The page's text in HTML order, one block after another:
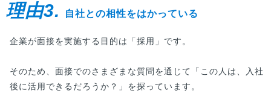
理由3. 自社との相性をはかっている
企業が面接を実施する目的は「採用」です。
そのため、面接でのさまざまな質問を通じて「この人は、入社
後に活用できるだろうか？」を探っています。